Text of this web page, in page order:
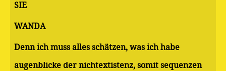
SIE
WANDA
Denn ich muss alles schätzen, was ich habe
augenblicke der nichtextistenz, somit sequenzen